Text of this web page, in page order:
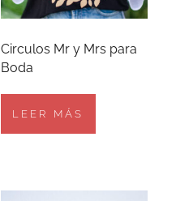
Circulos Mr y Mrs para
Boda
LEER MÁS